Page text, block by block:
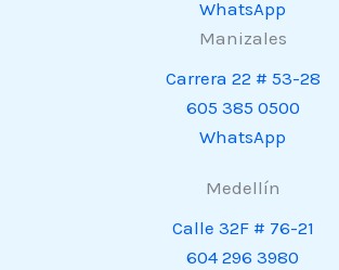
WhatsApp
Manizales
Carrera 22 # 53-28
605 385 0500
WhatsApp
Medellín
Calle 32F # 76-21
604 296 3980